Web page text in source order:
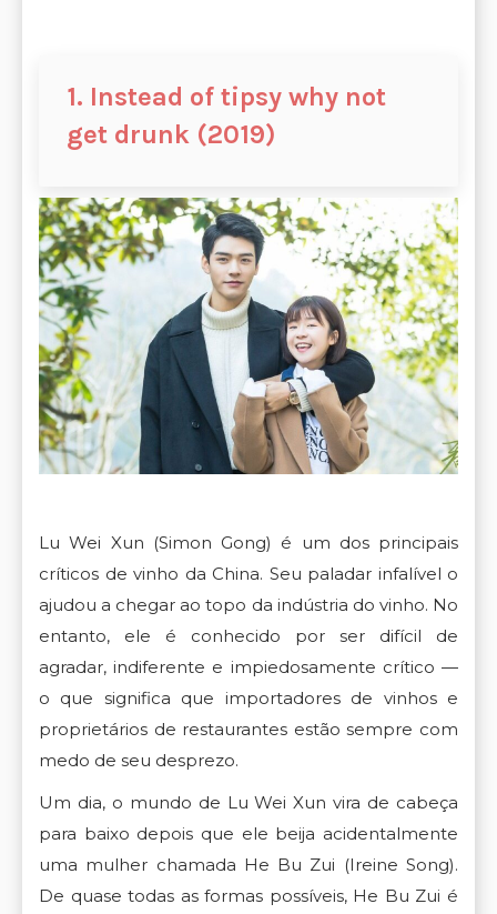
1. Instead of tipsy why not
get drunk (2019)
Lu Wei Xun (Simon Gong) é um dos principais
críticos de vinho da China. Seu paladar infalível o
ajudou a chegar ao topo da indústria do vinho. No
entanto, ele é conhecido por ser difícil de
agradar, indiferente e impiedosamente crítico —
o que significa que importadores de vinhos e
proprietários de restaurantes estão sempre com
medo de seu desprezo.
Um dia, o mundo de Lu Wei Xun vira de cabeça
para baixo depois que ele beija acidentalmente
uma mulher chamada He Bu Zui (Ireine Song).
De quase todas as formas possíveis, He Bu Zui é